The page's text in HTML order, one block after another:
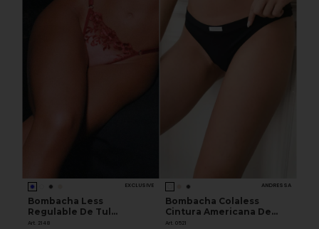
EXCLUSIVE
Bombacha Less
Regulable De Tul
Bordado
Art. 2148
ANDRESSA
Bombacha Colaless
Cintura Americana De
Microfibra
Art. 0521